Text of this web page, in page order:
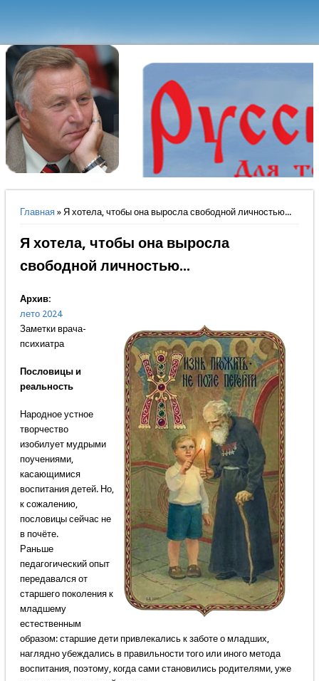
Вы здесь
Главная» Я хотела, чтобы она выросла свободной личностью...
Я хотела, чтобы она выросла
свободной личностью...
Архив:
лето 2024
Заметки врача-
психиатра
Пословицы и
реальность
Народное устное
творчество
изобилует мудрыми
поучениями,
касающимися
воспитания детей. Но,
к сожалению,
пословицы сейчас не
в почёте.
Раньше
педагогический опыт
передавался от
старшего поколения к
младшему
естественным
образом: старшие дети привлекались к заботе о младших,
наглядно убеждались в правильности того или иного метода
воспитания, поэтому, когда сами становились родителями, уже